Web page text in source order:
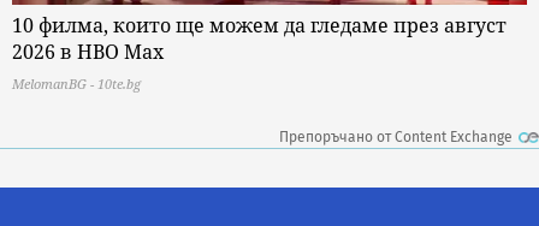
10 филма, които ще можем да гледаме през август
2026 в HBO Max
MelomanBG - 10te.bg
Препоръчано от Content Exchange